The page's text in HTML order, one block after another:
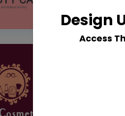
Design
Access